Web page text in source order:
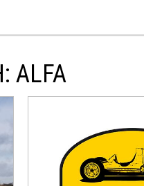
ALFA